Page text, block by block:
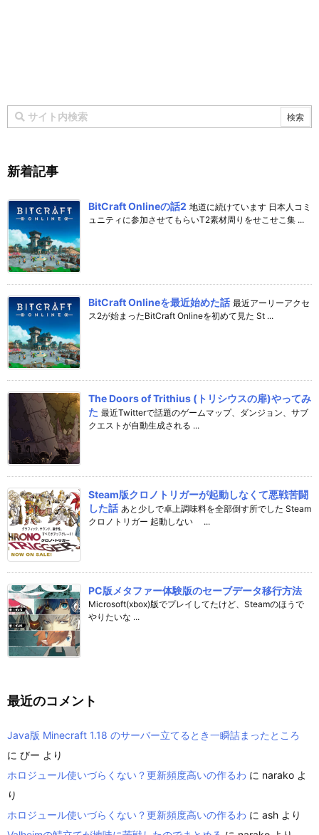
新着記事
BitCraft Onlineの話2 地道に続けています 日本人コミ
ュニティに参加させてもらいT2素材周りをせこせこ集 ...
BitCraft Onlineを最近始めた話 最近アーリーアクセ
ス2が始まったBitCraft Onlineを初めて見た St ...
The Doors of Trithius (トリシウスの扉)やってみ
た 最近Twitterで話題のゲームマップ、ダンジョン、サブ
クエストが自動生成される ...
Steam版クロノトリガーが起動しなくて悪戦苦闘
した話 あと少しで卓上調味料を全部倒す所でした Steam
クロノトリガー 起動しない ...
PC版メタファー体験版のセーブデータ移行方法
Microsoft(xbox)版でプレイしてたけど、Steamのほうで
やりたいな ...
最近のコメント
Java版 Minecraft 1.18 のサーバー立てるとき一瞬詰まったところ
に びー より
ホロジュール使いづらくない？更新頻度高いの作るわ に narako よ
り
ホロジュール使いづらくない？更新頻度高いの作るわ に ash より